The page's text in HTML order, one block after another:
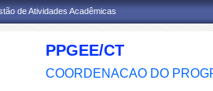
de Atividades Acadêmicas
PPGEE/CT
COORDENACAO DO